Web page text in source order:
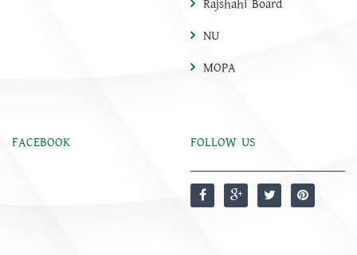
Rajshahi Board
NU
MOPA
FACEBOOK FOLLOW US